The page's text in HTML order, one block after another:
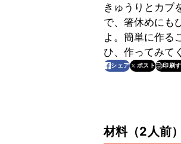
きゅうりとカブ
で、箸休めにも
よ。簡単に作る
ひ、作ってみて
シェア ポスト 印刷
材料（2人前）